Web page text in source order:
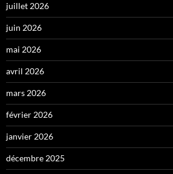
juillet 2026
juin 2026
mai 2026
avril 2026
mars 2026
février 2026
janvier 2026
décembre 2025